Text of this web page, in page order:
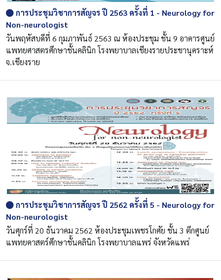
การประชุมวิชาการสัญจร ปี 2563 ครั้งที่ 1 - Neurology for
Non-neurologist
วันพฤหัสบดีที่ 6 กุมภาพันธ์ 2563 ณ ห้องประชุม ชั้น 9 อาคารศูนย์
แพทยศาสตรศึกษาชั้นคลินิก โรงพยาบาลเชียงรายประชานุคราะห์
จ.เชียงราย
การประชุมวิชาการสัญจร ปี 2562 ครั้งที่ 5 - Neurology for
Non-neurologist
วันศุกร์ที่ 20 ธันวาคม 2562 ห้องประชุมเพชรโกศัย ชั้น 3 ตึกศูนย์
แพทยคาสตร์ศึกษาชั้นคลินิก โรงพยาบาลแพร่ จังหวัดแพร่